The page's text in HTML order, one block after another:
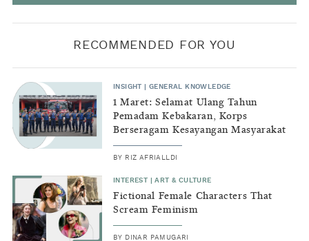
RECOMMENDED FOR YOU
INSIGHT |GENERAL KNOWLEDGE
1 Maret: Selamat Ulang Tahun
Pemadam Kebakaran, Korps
Berseragam Kesayangan Masyarakat
BY RIZ AFRIALLDI
INTEREST |ART & CULTURE
Fictional Female Characters That
Scream Feminism
BY DINAR PAMUGARI